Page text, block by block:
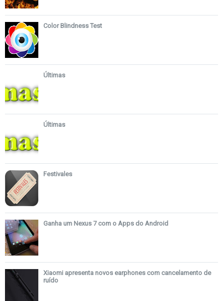
Color Blindness Test
Últimas
Últimas
Festivales
Ganha um Nexus 7 com o Apps do Android
Xiaomi apresenta novos earphones com cancelamento de
ruído